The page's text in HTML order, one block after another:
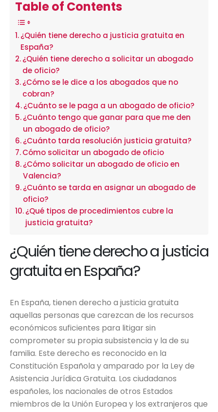
Table of Contents
¿Quién tiene derecho a justicia gratuita en
España?
¿Quién tiene derecho a solicitar un abogado
de oficio?
¿Cómo se le dice a los abogados que no
cobran?
¿Cuánto se le paga a un abogado de oficio?
¿Cuánto tengo que ganar para que me den
un abogado de oficio?
¿Cuánto tarda resolución justicia gratuita?
Cómo solicitar un abogado de oficio
¿Cómo solicitar un abogado de oficio en
Valencia?
¿Cuánto se tarda en asignar un abogado de
oficio?
¿Qué tipos de procedimientos cubre la
justicia gratuita?
¿Quién tiene derecho a justicia
gratuita en España?
En España, tienen derecho a justicia gratuita
aquellas personas que carezcan de los recursos
económicos suficientes para litigar sin
comprometer su propia subsistencia y la de su
familia. Este derecho es reconocido en la
Constitución Española y amparado por la Ley de
Asistencia Jurídica Gratuita. Los ciudadanos
españoles, los nacionales de otros Estados
miembros de la Unión Europea y los extranjeros que